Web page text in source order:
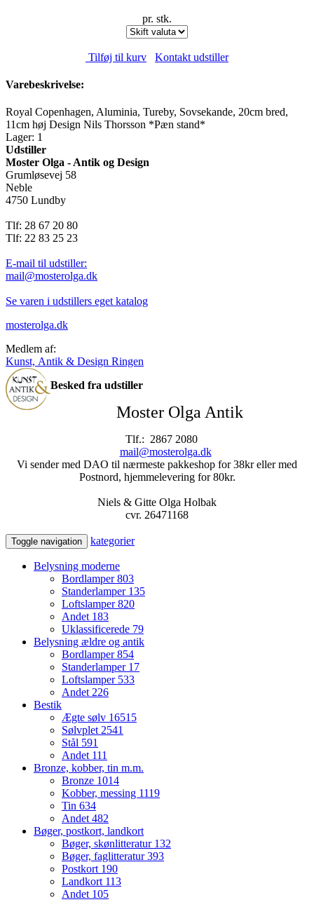
pr. stk.
Tilføj til kurv Kontakt udstiller
Varebeskrivelse:
Royal Copenhagen, Aluminia, Tureby, Sovsekande, 20cm bred,
11cm høj Design Nils Thorsson *Pæn stand*
Lager: 1
Udstiller
Moster Olga - Antik og Design
Grumløsevej 58
Neble
4750 Lundby
Tlf: 28 67 20 80
Tlf: 22 83 25 23
E-mail til udstiller:
mail@mosterolga.dk
Se varen i udstillers eget katalog
mosterolga.dk
Medlem af:
Kunst, Antik & Design Ringen
Besked fra udstiller
Moster Olga Antik
Tlf.: 2867 2080
mail@mosterolga.dk
Vi sender med DAO til nærmeste pakkeshop for 38kr eller med
Postnord, hjemmelevering for 80kr.
Niels & Gitte Olga Holbak
cvr. 26471168
Toggle navigation kategorier
Belysning moderne
Bordlamper803
Standerlamper 135
Loftslamper820
Andet 183
Uklassificerede 79
Belysning ældre og antik
Bordlamper854
Standerlamper 17
Loftslamper 533
Andet226
Bestik
Ægte sølv 16515
Sølvplet2541
Stål 591
Andet 111
Bronze, kobber, tin m.m.
Bronze 1014
Kobber, messing 1119
Tin 634
Andet482
Bøger, postkort, landkort
Bøger, skønlitteratur 132
Bøger, faglitteratur393
Postkort 190
Landkort 113
Andet 105